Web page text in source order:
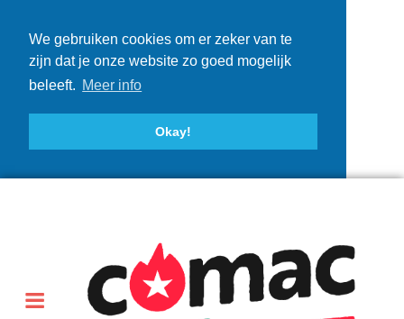
We gebruiken cookies om er zeker van te
zijn dat je onze website zo goed mogelijk
beleeft. Meer info
Okay!